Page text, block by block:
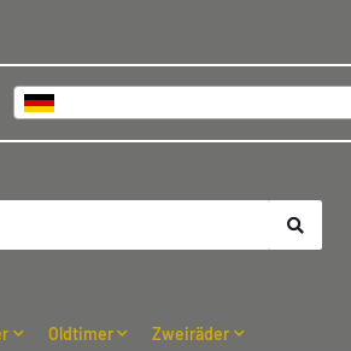
Oldtimer Zweiräder